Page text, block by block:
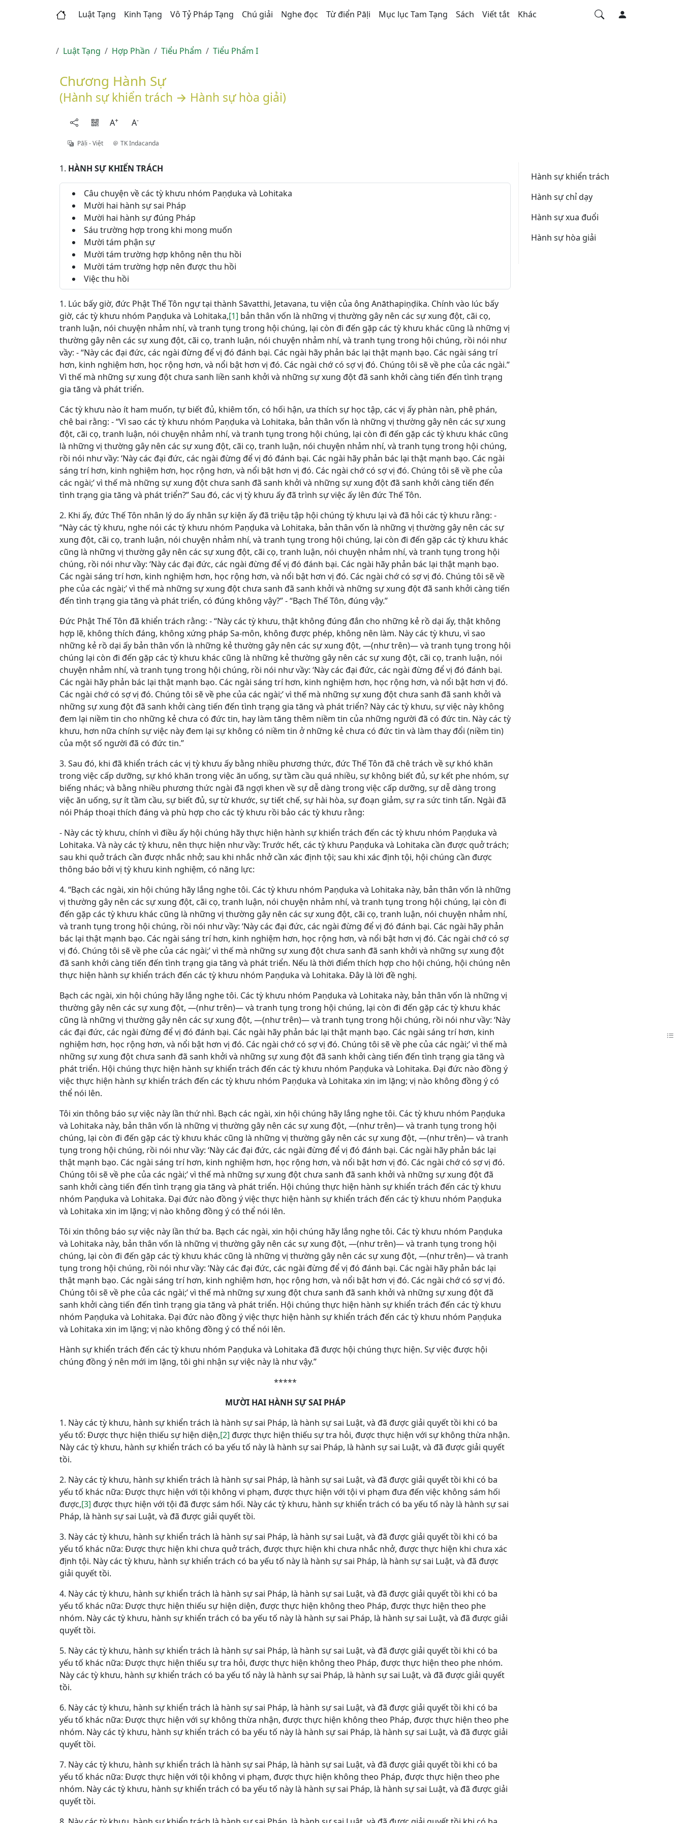
Luật Tạng Kinh Tạng Vô Tỷ Pháp Tạng Chú giải Nghe đọc Từ điển Pāḷi Mục lục Tam Tạng Sách Viết tắt Khác
Luật Tạng Hợp Phần Tiểu Phẩm Tiểu Phẩm I
Chương Hành Sự
(Hành sự khiển trách → Hành sự hòa giải)
A+ A-
Pāḷi - Việt TK Indacanda
Hành sự khiển trách
Hành sự chỉ dạy
Hành sự xua đuổi
Hành sự hòa giải
1. HÀNH SỰ KHIỂN TRÁCH
Câu chuyện về các tỳ khưu nhóm Paṇḍuka và Lohitaka
Mười hai hành sự sai Pháp
Mười hai hành sự đúng Pháp
Sáu trường hợp trong khi mong muốn
Mười tám phận sự
Mười tám trường hợp không nên thu hồi
Mười tám trường hợp nên được thu hồi
Việc thu hồi
1. Lúc bấy giờ, đức Phật Thế Tôn ngự tại thành Sāvatthi, Jetavana, tu viện của ông Anāthapiṇḍika. Chính vào lúc bấy
giờ, các tỳ khưu nhóm Paṇḍuka và Lohitaka,[1] bản thân vốn là những vị thường gây nên các sự xung đột, cãi cọ,
tranh luận, nói chuyện nhảm nhí, và tranh tụng trong hội chúng, lại còn đi đến gặp các tỳ khưu khác cũng là những vị
thường gây nên các sự xung đột, cãi cọ, tranh luận, nói chuyện nhảm nhí, và tranh tụng trong hội chúng, rồi nói như
vầy: - “Này các đại đức, các ngài đừng để vị đó đánh bại. Các ngài hãy phản bác lại thật mạnh bạo. Các ngài sáng trí
hơn, kinh nghiệm hơn, học rộng hơn, và nổi bật hơn vị đó. Các ngài chớ có sợ vị đó. Chúng tôi sẽ về phe của các ngài.”
Vì thế mà những sự xung đột chưa sanh liền sanh khởi và những sự xung đột đã sanh khởi càng tiến đến tình trạng
gia tăng và phát triển.
Các tỳ khưu nào ít ham muốn, tự biết đủ, khiêm tốn, có hối hận, ưa thích sự học tập, các vị ấy phàn nàn, phê phán,
chê bai rằng: - “Vì sao các tỳ khưu nhóm Paṇḍuka và Lohitaka, bản thân vốn là những vị thường gây nên các sự xung
đột, cãi cọ, tranh luận, nói chuyện nhảm nhí, và tranh tụng trong hội chúng, lại còn đi đến gặp các tỳ khưu khác cũng
là những vị thường gây nên các sự xung đột, cãi cọ, tranh luận, nói chuyện nhảm nhí, và tranh tụng trong hội chúng,
rồi nói như vầy: ‘Này các đại đức, các ngài đừng để vị đó đánh bại. Các ngài hãy phản bác lại thật mạnh bạo. Các ngài
sáng trí hơn, kinh nghiệm hơn, học rộng hơn, và nổi bật hơn vị đó. Các ngài chớ có sợ vị đó. Chúng tôi sẽ về phe của
các ngài;’ vì thế mà những sự xung đột chưa sanh đã sanh khởi và những sự xung đột đã sanh khởi càng tiến đến
tình trạng gia tăng và phát triển?” Sau đó, các vị tỳ khưu ấy đã trình sự việc ấy lên đức Thế Tôn.
2. Khi ấy, đức Thế Tôn nhân lý do ấy nhân sự kiện ấy đã triệu tập hội chúng tỳ khưu lại và đã hỏi các tỳ khưu rằng: -
“Này các tỳ khưu, nghe nói các tỳ khưu nhóm Paṇḍuka và Lohitaka, bản thân vốn là những vị thường gây nên các sự
xung đột, cãi cọ, tranh luận, nói chuyện nhảm nhí, và tranh tụng trong hội chúng, lại còn đi đến gặp các tỳ khưu khác
cũng là những vị thường gây nên các sự xung đột, cãi cọ, tranh luận, nói chuyện nhảm nhí, và tranh tụng trong hội
chúng, rồi nói như vầy: ‘Này các đại đức, các ngài đừng để vị đó đánh bại. Các ngài hãy phản bác lại thật mạnh bạo.
Các ngài sáng trí hơn, kinh nghiệm hơn, học rộng hơn, và nổi bật hơn vị đó. Các ngài chớ có sợ vị đó. Chúng tôi sẽ về
phe của các ngài;’ vì thế mà những sự xung đột chưa sanh đã sanh khởi và những sự xung đột đã sanh khởi càng tiến
đến tình trạng gia tăng và phát triển, có đúng không vậy?” - “Bạch Thế Tôn, đúng vậy.”
Đức Phật Thế Tôn đã khiển trách rằng: - “Này các tỳ khưu, thật không đúng đắn cho những kẻ rồ dại ấy, thật không
hợp lẽ, không thích đáng, không xứng pháp Sa-môn, không được phép, không nên làm. Này các tỳ khưu, vì sao
những kẻ rồ dại ấy bản thân vốn là những kẻ thường gây nên các sự xung đột, ―(như trên)― và tranh tụng trong hội
chúng lại còn đi đến gặp các tỳ khưu khác cũng là những kẻ thường gây nên các sự xung đột, cãi cọ, tranh luận, nói
chuyện nhảm nhí, và tranh tụng trong hội chúng, rồi nói như vầy: ‘Này các đại đức, các ngài đừng để vị đó đánh bại.
Các ngài hãy phản bác lại thật mạnh bạo. Các ngài sáng trí hơn, kinh nghiệm hơn, học rộng hơn, và nổi bật hơn vị đó.
Các ngài chớ có sợ vị đó. Chúng tôi sẽ về phe của các ngài;’ vì thế mà những sự xung đột chưa sanh đã sanh khởi và
những sự xung đột đã sanh khởi càng tiến đến tình trạng gia tăng và phát triển? Này các tỳ khưu, sự việc này không
đem lại niềm tin cho những kẻ chưa có đức tin, hay làm tăng thêm niềm tin của những người đã có đức tin. Này các tỳ
khưu, hơn nữa chính sự việc này đem lại sự không có niềm tin ở những kẻ chưa có đức tin và làm thay đổi (niềm tin)
của một số người đã có đức tin.”
3. Sau đó, khi đã khiển trách các vị tỳ khưu ấy bằng nhiều phương thức, đức Thế Tôn đã chê trách về sự khó khăn
trong việc cấp dưỡng, sự khó khăn trong việc ăn uống, sự tầm cầu quá nhiều, sự không biết đủ, sự kết phe nhóm, sự
biếng nhác; và bằng nhiều phương thức ngài đã ngợi khen về sự dễ dàng trong việc cấp dưỡng, sự dễ dàng trong
việc ăn uống, sự ít tầm cầu, sự biết đủ, sự từ khước, sự tiết chế, sự hài hòa, sự đoạn giảm, sự ra sức tinh tấn. Ngài đã
nói Pháp thoại thích đáng và phù hợp cho các tỳ khưu rồi bảo các tỳ khưu rằng:
- Này các tỳ khưu, chính vì điều ấy hội chúng hãy thực hiện hành sự khiển trách đến các tỳ khưu nhóm Paṇḍuka và
Lohitaka. Và này các tỳ khưu, nên thực hiện như vầy: Trước hết, các tỳ khưu Paṇḍuka và Lohitaka cần được quở trách;
sau khi quở trách cần được nhắc nhở; sau khi nhắc nhở cần xác định tội; sau khi xác định tội, hội chúng cần được
thông báo bởi vị tỳ khưu kinh nghiệm, có năng lực:
4. “Bạch các ngài, xin hội chúng hãy lắng nghe tôi. Các tỳ khưu nhóm Paṇḍuka và Lohitaka này, bản thân vốn là những
vị thường gây nên các sự xung đột, cãi cọ, tranh luận, nói chuyện nhảm nhí, và tranh tụng trong hội chúng, lại còn đi
đến gặp các tỳ khưu khác cũng là những vị thường gây nên các sự xung đột, cãi cọ, tranh luận, nói chuyện nhảm nhí,
và tranh tụng trong hội chúng, rồi nói như vầy: ‘Này các đại đức, các ngài đừng để vị đó đánh bại. Các ngài hãy phản
bác lại thật mạnh bạo. Các ngài sáng trí hơn, kinh nghiệm hơn, học rộng hơn, và nổi bật hơn vị đó. Các ngài chớ có sợ
vị đó. Chúng tôi sẽ về phe của các ngài;’ vì thế mà những sự xung đột chưa sanh đã sanh khởi và những sự xung đột
đã sanh khởi càng tiến đến tình trạng gia tăng và phát triển. Nếu là thời điểm thích hợp cho hội chúng, hội chúng nên
thực hiện hành sự khiển trách đến các tỳ khưu nhóm Paṇḍuka và Lohitaka. Đây là lời đề nghị.
Bạch các ngài, xin hội chúng hãy lắng nghe tôi. Các tỳ khưu nhóm Paṇḍuka và Lohitaka này, bản thân vốn là những vị
thường gây nên các sự xung đột, ―(như trên)― và tranh tụng trong hội chúng, lại còn đi đến gặp các tỳ khưu khác
cũng là những vị thường gây nên các sự xung đột, ―(như trên)― và tranh tụng trong hội chúng, rồi nói như vầy: ‘Này
các đại đức, các ngài đừng để vị đó đánh bại. Các ngài hãy phản bác lại thật mạnh bạo. Các ngài sáng trí hơn, kinh
nghiệm hơn, học rộng hơn, và nổi bật hơn vị đó. Các ngài chớ có sợ vị đó. Chúng tôi sẽ về phe của các ngài;’ vì thế mà
những sự xung đột chưa sanh đã sanh khởi và những sự xung đột đã sanh khởi càng tiến đến tình trạng gia tăng và
phát triển. Hội chúng thực hiện hành sự khiển trách đến các tỳ khưu nhóm Paṇḍuka và Lohitaka. Đại đức nào đồng ý
việc thực hiện hành sự khiển trách đến các tỳ khưu nhóm Paṇḍuka và Lohitaka xin im lặng; vị nào không đồng ý có
thể nói lên.
Tôi xin thông báo sự việc này lần thứ nhì. Bạch các ngài, xin hội chúng hãy lắng nghe tôi. Các tỳ khưu nhóm Paṇḍuka
và Lohitaka này, bản thân vốn là những vị thường gây nên các sự xung đột, ―(như trên)― và tranh tụng trong hội
chúng, lại còn đi đến gặp các tỳ khưu khác cũng là những vị thường gây nên các sự xung đột, ―(như trên)― và tranh
tụng trong hội chúng, rồi nói như vầy: ‘Này các đại đức, các ngài đừng để vị đó đánh bại. Các ngài hãy phản bác lại
thật mạnh bạo. Các ngài sáng trí hơn, kinh nghiệm hơn, học rộng hơn, và nổi bật hơn vị đó. Các ngài chớ có sợ vị đó.
Chúng tôi sẽ về phe của các ngài;’ vì thế mà những sự xung đột chưa sanh đã sanh khởi và những sự xung đột đã
sanh khởi càng tiến đến tình trạng gia tăng và phát triển. Hội chúng thực hiện hành sự khiển trách đến các tỳ khưu
nhóm Paṇḍuka và Lohitaka. Đại đức nào đồng ý việc thực hiện hành sự khiển trách đến các tỳ khưu nhóm Paṇḍuka
và Lohitaka xin im lặng; vị nào không đồng ý có thể nói lên.
Tôi xin thông báo sự việc này lần thứ ba. Bạch các ngài, xin hội chúng hãy lắng nghe tôi. Các tỳ khưu nhóm Paṇḍuka
và Lohitaka này, bản thân vốn là những vị thường gây nên các sự xung đột, ―(như trên)― và tranh tụng trong hội
chúng, lại còn đi đến gặp các tỳ khưu khác cũng là những vị thường gây nên các sự xung đột, ―(như trên)― và tranh
tụng trong hội chúng, rồi nói như vầy: ‘Này các đại đức, các ngài đừng để vị đó đánh bại. Các ngài hãy phản bác lại
thật mạnh bạo. Các ngài sáng trí hơn, kinh nghiệm hơn, học rộng hơn, và nổi bật hơn vị đó. Các ngài chớ có sợ vị đó.
Chúng tôi sẽ về phe của các ngài;’ vì thế mà những sự xung đột chưa sanh đã sanh khởi và những sự xung đột đã
sanh khởi càng tiến đến tình trạng gia tăng và phát triển. Hội chúng thực hiện hành sự khiển trách đến các tỳ khưu
nhóm Paṇḍuka và Lohitaka. Đại đức nào đồng ý việc thực hiện hành sự khiển trách đến các tỳ khưu nhóm Paṇḍuka
và Lohitaka xin im lặng; vị nào không đồng ý có thể nói lên.
Hành sự khiển trách đến các tỳ khưu nhóm Paṇḍuka và Lohitaka đã được hội chúng thực hiện. Sự việc được hội
chúng đồng ý nên mới im lặng, tôi ghi nhận sự việc này là như vậy.”
*****
MƯỜI HAI HÀNH SỰ SAI PHÁP
1. Này các tỳ khưu, hành sự khiển trách là hành sự sai Pháp, là hành sự sai Luật, và đã được giải quyết tồi khi có ba
yếu tố: Được thực hiện thiếu sự hiện diện,[2] được thực hiện thiếu sự tra hỏi, được thực hiện với sự không thừa nhận.
Này các tỳ khưu, hành sự khiển trách có ba yếu tố này là hành sự sai Pháp, là hành sự sai Luật, và đã được giải quyết
tồi.
2. Này các tỳ khưu, hành sự khiển trách là hành sự sai Pháp, là hành sự sai Luật, và đã được giải quyết tồi khi có ba
yếu tố khác nữa: Được thực hiện với tội không vi phạm, được thực hiện với tội vi phạm đưa đến việc không sám hối
được,[3] được thực hiện với tội đã được sám hối. Này các tỳ khưu, hành sự khiển trách có ba yếu tố này là hành sự sai
Pháp, là hành sự sai Luật, và đã được giải quyết tồi.
3. Này các tỳ khưu, hành sự khiển trách là hành sự sai Pháp, là hành sự sai Luật, và đã được giải quyết tồi khi có ba
yếu tố khác nữa: Được thực hiện khi chưa quở trách, được thực hiện khi chưa nhắc nhở, được thực hiện khi chưa xác
định tội. Này các tỳ khưu, hành sự khiển trách có ba yếu tố này là hành sự sai Pháp, là hành sự sai Luật, và đã được
giải quyết tồi.
4. Này các tỳ khưu, hành sự khiển trách là hành sự sai Pháp, là hành sự sai Luật, và đã được giải quyết tồi khi có ba
yếu tố khác nữa: Được thực hiện thiếu sự hiện diện, được thực hiện không theo Pháp, được thực hiện theo phe
nhóm. Này các tỳ khưu, hành sự khiển trách có ba yếu tố này là hành sự sai Pháp, là hành sự sai Luật, và đã được giải
quyết tồi.
5. Này các tỳ khưu, hành sự khiển trách là hành sự sai Pháp, là hành sự sai Luật, và đã được giải quyết tồi khi có ba
yếu tố khác nữa: Được thực hiện thiếu sự tra hỏi, được thực hiện không theo Pháp, được thực hiện theo phe nhóm.
Này các tỳ khưu, hành sự khiển trách có ba yếu tố này là hành sự sai Pháp, là hành sự sai Luật, và đã được giải quyết
tồi.
6. Này các tỳ khưu, hành sự khiển trách là hành sự sai Pháp, là hành sự sai Luật, và đã được giải quyết tồi khi có ba
yếu tố khác nữa: Được thực hiện với sự không thừa nhận, được thực hiện không theo Pháp, được thực hiện theo phe
nhóm. Này các tỳ khưu, hành sự khiển trách có ba yếu tố này là hành sự sai Pháp, là hành sự sai Luật, và đã được giải
quyết tồi.
7. Này các tỳ khưu, hành sự khiển trách là hành sự sai Pháp, là hành sự sai Luật, và đã được giải quyết tồi khi có ba
yếu tố khác nữa: Được thực hiện với tội không vi phạm, được thực hiện không theo Pháp, được thực hiện theo phe
nhóm. Này các tỳ khưu, hành sự khiển trách có ba yếu tố này là hành sự sai Pháp, là hành sự sai Luật, và đã được giải
quyết tồi.